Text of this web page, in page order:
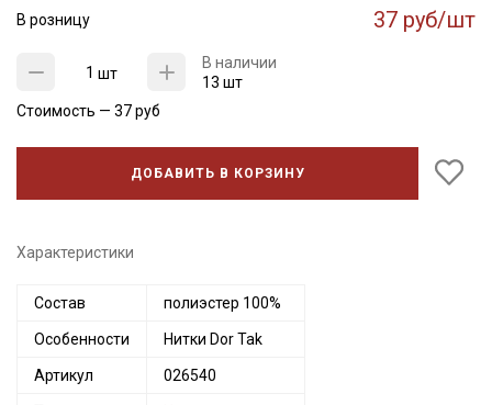
В розницу 37 руб/шт
шт
В наличии
13 шт
Стоимость — 37руб
ДОБАВИТЬ В КОРЗИНУ
Характеристики
Состав полиэстер 100%
Особенности Нитки Dor Tak
Артикул 026540
Мы публикуем здесь дополнительные
промокоды и скидки до 30% на узкие